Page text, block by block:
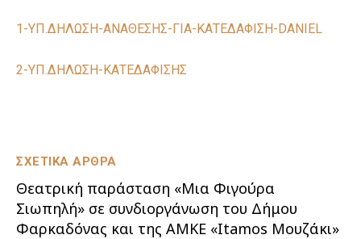
ΣΧΕΤΙΚΑ ΑΡΘΡΑ
Θεατρική παράσταση «Μια Φιγούρα
Σιωπηλή» σε συνδιοργάνωση του Δήμου
Φαρκαδόνας και της ΑΜΚΕ «Itamos Μουζάκι»
1-ΥΠ.ΔΗΛΩΣΗ-ΑΝΑΘΕΣΗΣ-ΓΙΑ-ΚΑΤΕΔΑΦΙΣΗ-DANIEL
2-ΥΠ.ΔΗΛΩΣΗ-ΚΑΤΕΔΑΦΙΣΗΣ